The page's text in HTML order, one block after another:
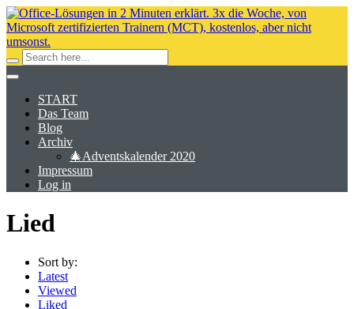
START
Das Team
Blog
Archiv
🎄Adventskalender 2020
Impressum
Log in
Lied
Sort by:
Latest
Viewed
Liked